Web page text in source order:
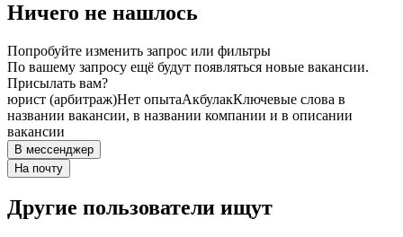
Ничего не нашлось
Попробуйте изменить запрос или фильтры
По вашему запросу ещё будут появляться новые вакансии.
Присылать вам?
юрист (арбитраж)Нет опытаАкбулакКлючевые слова в
названии вакансии, в названии компании и в описании
вакансии
В мессенджер
На почту
Другие пользователи ищут